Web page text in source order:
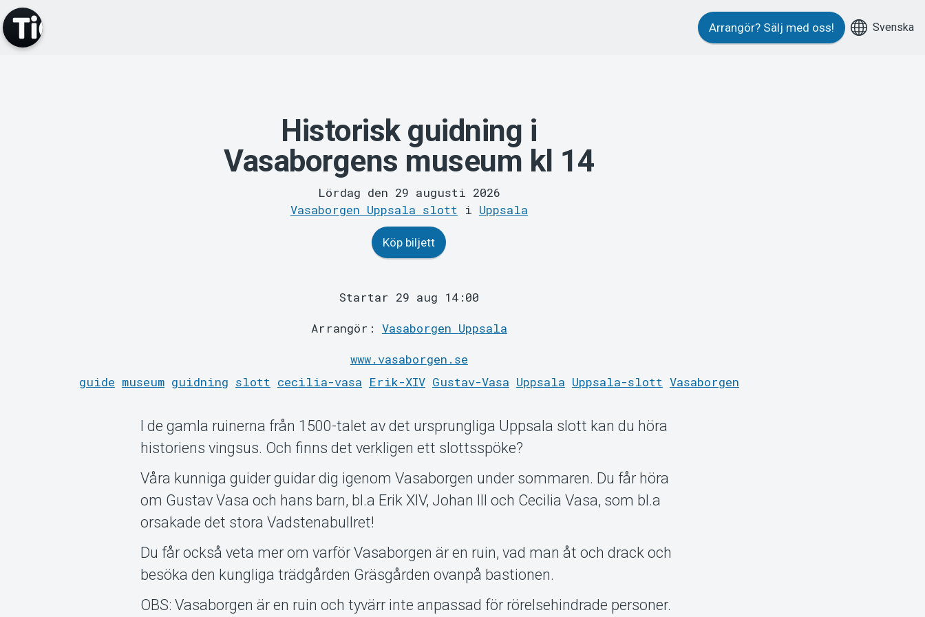
Arrangör? Sälj med oss! Svenska
Historisk guidning i
Vasaborgens museum kl 14
Lördag den 29 augusti 2026
Vasaborgen Uppsala slott i Uppsala
Köp biljett
Startar 29 aug 14:00
Arrangör: Vasaborgen Uppsala
www.vasaborgen.se
guide museum guidning slott cecilia-vasa Erik-XIV Gustav-Vasa Uppsala Uppsala-slott Vasaborgen
I de gamla ruinerna från 1500-talet av det ursprungliga Uppsala slott kan du höra
historiens vingsus. Och finns det verkligen ett slottsspöke?
Våra kunniga guider guidar dig igenom Vasaborgen under sommaren. Du får höra
om Gustav Vasa och hans barn, bl.a Erik XIV, Johan III och Cecilia Vasa, som bl.a
orsakade det stora Vadstenabullret!
Du får också veta mer om varför Vasaborgen är en ruin, vad man åt och drack och
besöka den kungliga trädgården Gräsgården ovanpå bastionen.
OBS: Vasaborgen är en ruin och tyvärr inte anpassad för rörelsehindrade personer.